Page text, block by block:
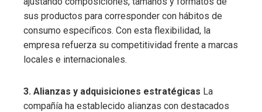
sus productos para corresponder con hábitos de
consumo específicos. Con esta flexibilidad, la
empresa refuerza su competitividad frente a marcas
locales e internacionales.
3. Alianzas y adquisiciones estratégicas La
compañía ha establecido alianzas con destacados